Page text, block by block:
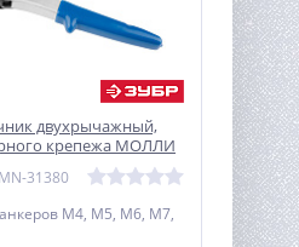
двухрычажный,
крепежа МОЛЛИ
М4- М8, ЗУБР
31380
М4, М5, М6, М7,